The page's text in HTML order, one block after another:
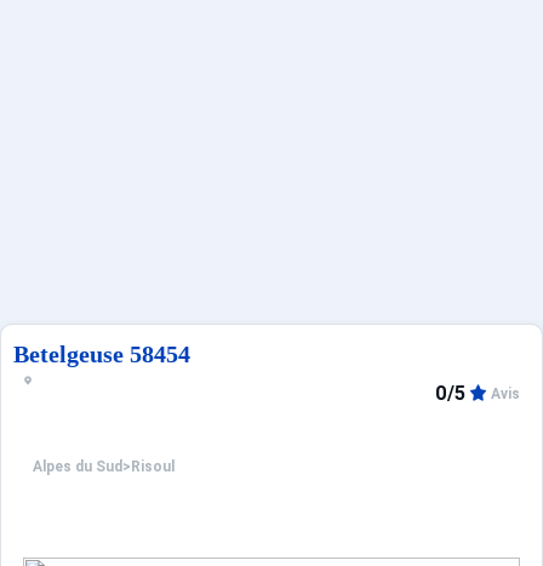
Betelgeuse 58454
Alpes du Sud > Risoul
0/5 Avis